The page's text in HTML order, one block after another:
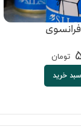
تومان
خرید